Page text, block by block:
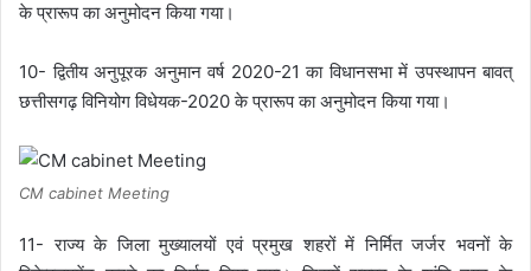
के प्रारूप का अनुमोदन किया गया।
10- द्वितीय अनुपूरक अनुमान वर्ष 2020-21 का विधानसभा में उपस्थापन बावत्
छत्तीसगढ़ विनियोग विधेयक-2020 के प्रारूप का अनुमोदन किया गया।
CM cabinet Meeting
11- राज्य के जिला मुख्यालयों एवं प्रमुख शहरों में निर्मित जर्जर भवनों के